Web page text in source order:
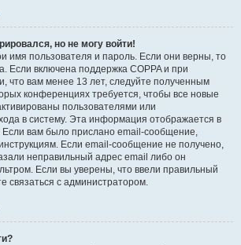
но не могу войти!
имя пользователя и пароль. Если они верны, то
Если включена поддержка COPPA и при
что вам менее 13 лет, следуйте полученным
конференциях требуется, чтобы все новые
пользователями или
в систему. Эта информация отображается в
Если вам было прислано email-сообщение,
Если email-сообщение не получено,
неправильный адрес email либо он
Если вы уверены, что ввели правильный
связаться с администратором.